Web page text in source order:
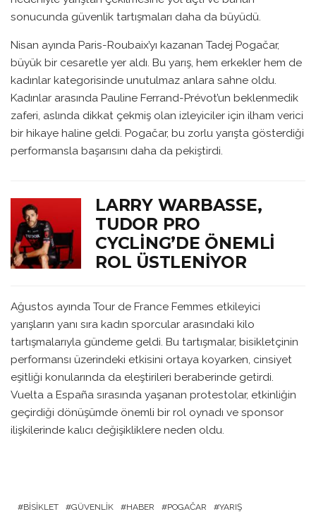
sonucunda güvenlik tartışmaları daha da büyüdü.
Nisan ayında Paris-Roubaix’yı kazanan Tadej Pogačar,
büyük bir cesaretle yer aldı. Bu yarış, hem erkekler hem de
kadınlar kategorisinde unutulmaz anlara sahne oldu.
Kadınlar arasında Pauline Ferrand-Prévot’un beklenmedik
zaferi, aslında dikkat çekmiş olan izleyiciler için ilham verici
bir hikaye haline geldi. Pogačar, bu zorlu yarışta gösterdiği
performansla başarısını daha da pekiştirdi.
LARRY WARBASSE,
TUDOR PRO
CYCLING’DE ÖNEMLI
ROL ÜSTLENIYOR
Ağustos ayında Tour de France Femmes etkileyici
yarışların yanı sıra kadın sporcular arasındaki kilo
tartışmalarıyla gündeme geldi. Bu tartışmalar, bisikletçinin
performansı üzerindeki etkisini ortaya koyarken, cinsiyet
eşitliği konularında da eleştirileri beraberinde getirdi.
Vuelta a España sırasında yaşanan protestolar, etkinliğin
geçirdiği dönüşümde önemli bir rol oynadı ve sponsor
ilişkilerinde kalıcı değişikliklere neden oldu.
BISIKLET GÜVENLIK HABER POGAČAR YARIŞ